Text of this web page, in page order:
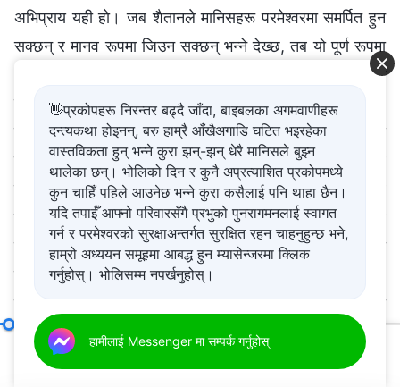
👋प्रकोपहरू निरन्तर बढ्दै जाँदा, बाइबलका अगमवाणीहरू
दन्त्यकथा होइनन्, बरु हाम्रै आँखैअगाडि घटित भइरहेका
वास्तविकता हुन् भन्ने कुरा झन्-झन् धेरै मानिसले बुझ्न
थालेका छन्। भोलिको दिन र कुनै अप्रत्याशित प्रकोपमध्ये
कुन चाहिँ पहिले आउनेछ भन्ने कुरा कसैलाई पनि थाहा छैन।
यदि तपाईँ आफ्नो परिवारसँगै प्रभुको पुनरागमनलाई स्वागत
गर्न र परमेश्‍वरको सुरक्षाअन्तर्गत सुरक्षित रहन चाहनुहुन्छ भने,
हाम्रो अध्ययन समूहमा आबद्ध हुन म्यासेन्जरमा क्लिक
गर्नुहोस्। भोलिसम्म नपर्खनुहोस्।
हामीलाई Messenger मा सम्पर्क गर्नुहोस्
खण्ड चार